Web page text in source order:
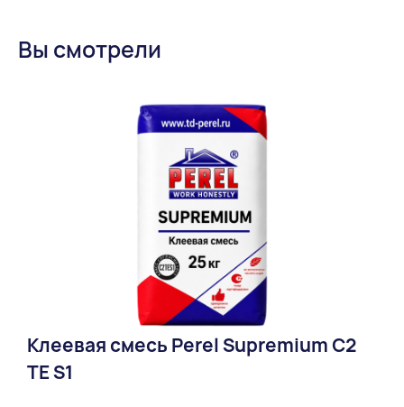
Вы смотрели
Клеевая смесь Perel Supremium С2
ТЕ S1